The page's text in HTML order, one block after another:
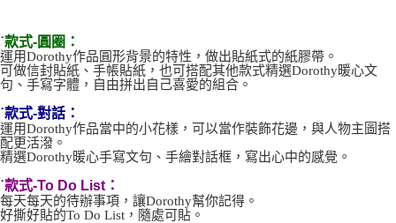
˙款式-圓圈：
運用Dorothy作品圓形背景的特性，做出貼紙式的紙膠帶。
可做信封貼紙、手帳貼紙，也可搭配其他款式精選Dorothy暖心文
句、手寫字體，自由拼出自己喜愛的組合。
˙款式-對話：
運用Dorothy作品當中的小花樣，可以當作裝飾花邊，與人物主圖搭
配更活潑。
精選Dorothy暖心手寫文句、手繪對話框，寫出心中的感覺。
˙款式-To Do List：
每天每天的待辦事項，讓Dorothy幫你記得。
好撕好貼的To Do List，隨處可貼。